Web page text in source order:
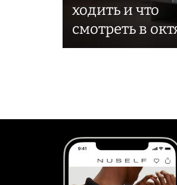
ходить и что
смотреть в